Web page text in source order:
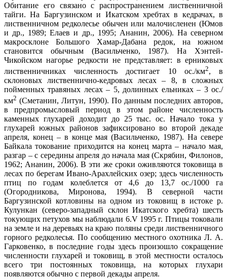
Обитание его связано с распространением лиственничной
тайги. На Баргузинском и Икатском хребтах в кедрачах, в
лиственничном редколесье обычен или малочисленен (Юмов
и др., 1989; Елаев и др., 1995; Ананин, 2006). На северном
макросклоне Большого Хамар-Дабана редок, на южном
становится обычным (Васильченко, 1987). На Хэнтей-
Чикойском нагорье редкости не представляет: в ерниковых
лиственничниках численность достигает 10 ос./км2, в
склоновых лиственнично-кедровых лесах – 8, в сложных
пойменных травяных лесах – 5, долинных ельниках – 3 ос./
км2 (Сметанин, Литун, 1990). По данным последних авторов,
в предпромысловый период в этом районе численность
каменных глухарей доходит до 25 тыс. ос. Начало тока у
глухарей южных районов зафиксировано во второй декаде
апреля, конец – в конце мая (Васильченко, 1987). На севере
Байкала токование приходится на конец марта – начало мая,
разгар – с середины апреля до начала мая (Скрябин, Филонов,
1962; Ананин, 2006). В эти же сроки оживляются токовища в
лесах по берегам Ивано-Арахлейских озер; здесь численность
птиц по годам колеблется от 4,6 до 13,7 ос./1000 га
(Огородникова, Миронова, 1994). В северной части
Баргузинской котловины на одном из токовищ в истоке р.
Кулункан (северо-западный склон Икатского хребта) шесть
токующих петухов мы наблюдали 6.V 1995 г. Птицы токовали
на земле и на деревьях на краю поляны среди лиственничного
горного редколесья. По сообщению местного охотника Л. А.
Гарковенко, в последние годы здесь произошло сокращение
численности глухарей и токовищ, в этой местности осталось
всего три постоянных токовища, на которых глухари
появляются обычно с первой декады апреля.